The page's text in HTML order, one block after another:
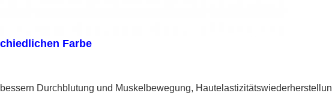
Farbe
Durchblutung und Muskelbewegung,